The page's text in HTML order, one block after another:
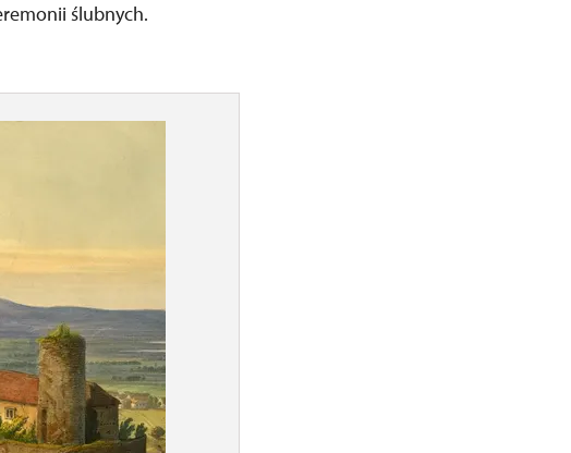
ślubnych.